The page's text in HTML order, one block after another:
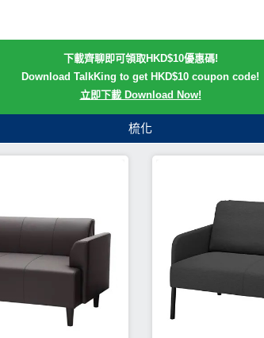
下載齊聊即可領取HKD$10優惠碼!
Download TalkKing to get HKD$10 coupon code!
立即下載 Download Now!
梳化